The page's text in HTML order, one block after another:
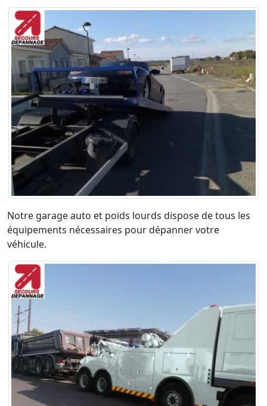
Notre garage auto et poids lourds dispose de tous les
équipements nécessaires pour dépanner votre
véhicule.